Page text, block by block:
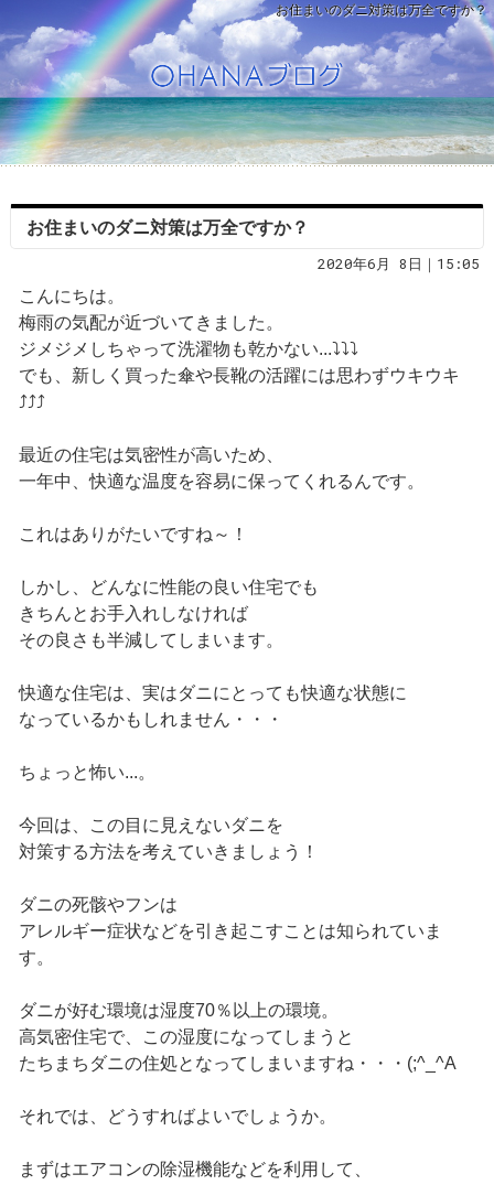
お住まいのダニ対策は万全ですか？
お住まいのダニ対策は万全ですか？
2020年6月 8日｜15:05
こんにちは。
梅雨の気配が近づいてきました。
ジメジメしちゃって洗濯物も乾かない...⤵⤵⤵
でも、新しく買った傘や長靴の活躍には思わずウキウキ
⤴⤴⤴
最近の住宅は気密性が高いため、
一年中、快適な温度を容易に保ってくれるんです。
これはありがたいですね～！
しかし、どんなに性能の良い住宅でも
きちんとお手入れしなければ
その良さも半減してしまいます。
快適な住宅は、実はダニにとっても快適な状態に
なっているかもしれません・・・
ちょっと怖い...。
今回は、この目に見えないダニを
対策する方法を考えていきましょう！
ダニの死骸やフンは
アレルギー症状などを引き起こすことは知られていま
す。
ダニが好む環境は湿度70％以上の環境。
高気密住宅で、この湿度になってしまうと
たちまちダニの住処となってしまいますね・・・(;^_^A
それでは、どうすればよいでしょうか。
まずはエアコンの除湿機能などを利用して、